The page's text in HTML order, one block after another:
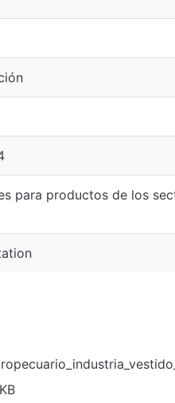
para productos de los